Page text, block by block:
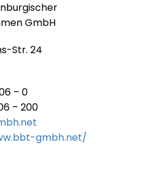
GmbH
Str. 24
– 0
– 200
gmbh.net/